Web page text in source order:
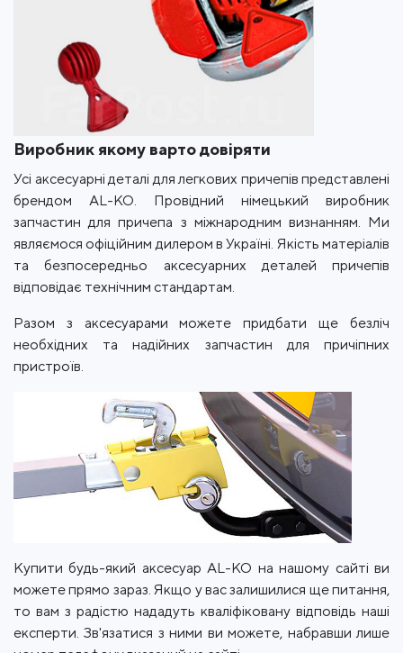
Виробник якому варто довіряти
Усі аксесуарні деталі для легкових причепів представлені
брендом AL-KO. Провідний німецький виробник
запчастин для причепа з міжнародним визнанням. Ми
являємося офіційним дилером в Україні. Якість матеріалів
та безпосередньо аксесуарних деталей причепів
відповідає технічним стандартам.
Разом з аксесуарами можете придбати ще безліч
необхідних та надійних запчастин для причіпних
пристроїв.
Купити будь-який аксесуар AL-KO на нашому сайті ви
можете прямо зараз. Якщо у вас залишилися ще питання,
то вам з радістю нададуть кваліфіковану відповідь наші
експерти. Зв'язатися з ними ви можете, набравши лише